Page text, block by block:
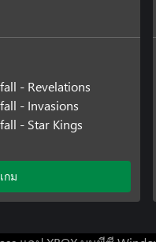
- Revelations
- Invasions
- Star Kings
กม